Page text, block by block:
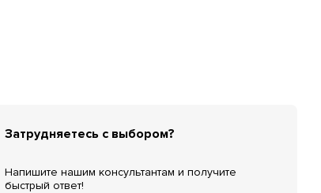
Затрудняетесь с выбором?
Напишите нашим консультантам и получите
быстрый ответ!